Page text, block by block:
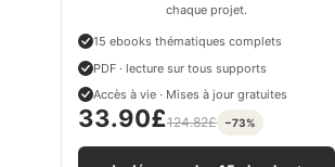
chaque projet.
15 ebooks thématiques complets
PDF · lecture sur tous supports
Accès à vie · Mises à jour gratuites
33.90£124.82£ −73%